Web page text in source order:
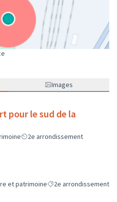
Images
pour le sud de la
2e arrondissement
résultats de la catégorie : Culture et
et patrimoineFiltrer les résultats
2e arrondissement